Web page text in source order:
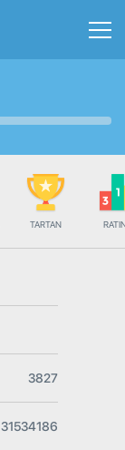
TARTAN
3827
31534186